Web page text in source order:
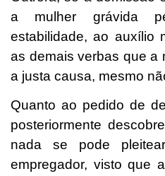
a mulher grávida
estabilidade, ao auxílio
as demais verbas que a
a justa causa, mesmo
Quanto ao pedido de
posteriormente
nada se pode
empregador, visto que